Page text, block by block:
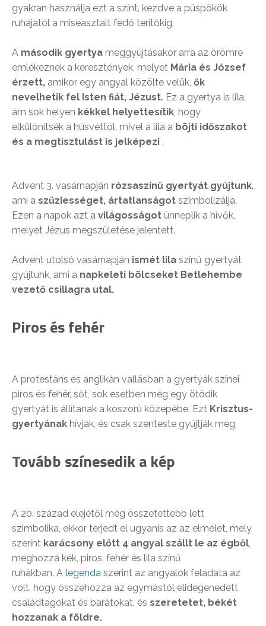
gyakran használja ezt a színt, kezdve a püspökök
ruhájától a miseasztalt fedő terítőkig.
A második gyertya meggyújtásakor arra az örömre
emlékeznek a keresztények, melyet Mária és József
érzett, amikor egy angyal közölte velük, ők
nevelhetik fel Isten fiát, Jézust. Ez a gyertya is lila,
ám sok helyen kékkel helyettesítik, hogy
elkülönítsék a húsvéttól, mivel a lila a böjti időszakot
és a megtisztulást is jelképezi .
Advent 3. vasárnapján rózsaszínű gyertyát gyújtunk,
ami a szűziességet, ártatlanságot szimbolizálja.
Ezen a napok azt a világosságot ünneplik a hívők,
melyet Jézus megszületése jelentett.
Advent utolsó vasárnapján ismét lila színű gyertyát
gyújtunk, ami a napkeleti bölcseket Betlehembe
vezető csillagra utal.
Piros és fehér
A protestáns és anglikán vallásban a gyertyák színei
piros és fehér, sőt, sok esetben még egy ötödik
gyertyát is állítanak a koszorú közepébe. Ezt Krisztus-
gyertyának hívják, és csak szenteste gyújtják meg.
Tovább színesedik a kép
A 20. század elejétől még összetettebb lett
szimbolika, ekkor terjedt el ugyanis az az elmélet, mely
szerint karácsony előtt 4 angyal szállt le az égből,
méghozzá kék, piros, fehér és lila színű
ruhákban. A legenda szerint az angyalok feladata az
volt, hogy összehozza az egymástól elidegenedett
családtagokat és barátokat, és szeretetet, békét
hozzanak a földre.